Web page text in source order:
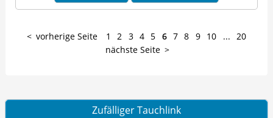
vorherige Seite 1 2 3 4 5 6 7 8 9 10 ... 20
nächste Seite
Zufälliger Tauchlink